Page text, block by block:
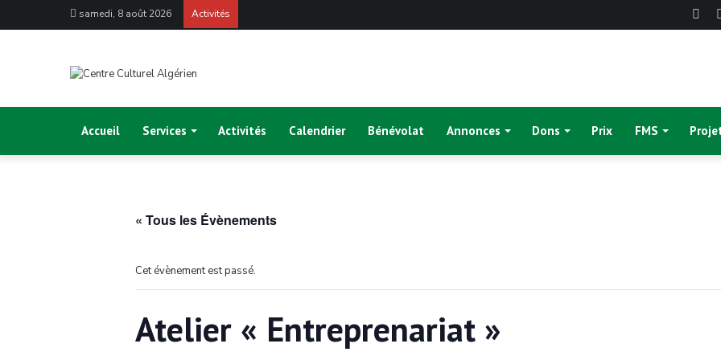
samedi, 8 août 2026 Activités
Accueil Services Activités Calendrier Bénévolat Annonces Dons Prix FMS
« Tous les Évènements
Cet évènement est passé.
Atelier « Entreprenariat »